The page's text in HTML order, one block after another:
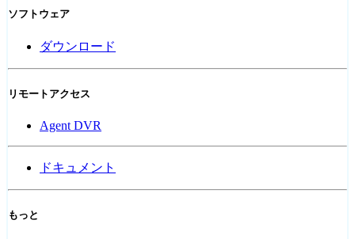
ソフトウェア
ダウンロード
リモートアクセス
Agent DVR
ドキュメント
もっと